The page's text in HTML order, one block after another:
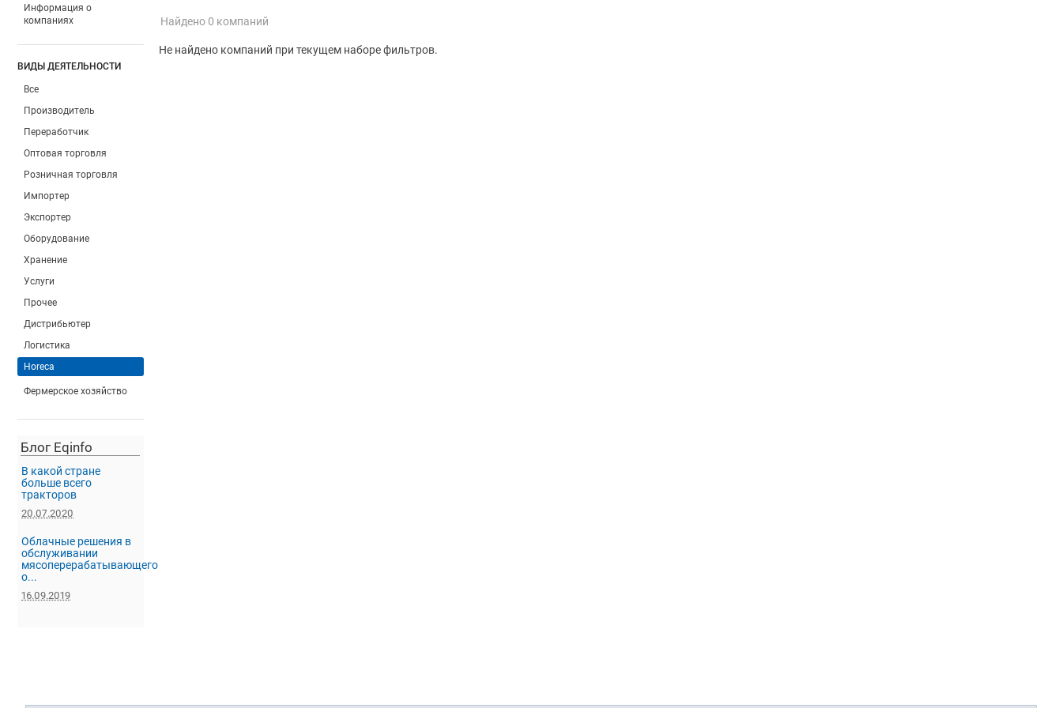
Информация о
компаниях
ВИДЫ ДЕЯТЕЛЬНОСТИ
Все
Производитель
Переработчик
Оптовая торговля
Розничная торговля
Импортер
Экспортер
Оборудование
Хранение
Услуги
Прочее
Дистрибьютер
Логистика
Horeca
Фермерское хозяйство
Блог Eqinfo
В какой стране
больше всего
тракторов
20.07.2020
Облачные решения в
обслуживании
мясоперерабатывающего
о...
16.09.2019
Найдено 0 компаний
Не найдено компаний при текущем наборе фильтров.